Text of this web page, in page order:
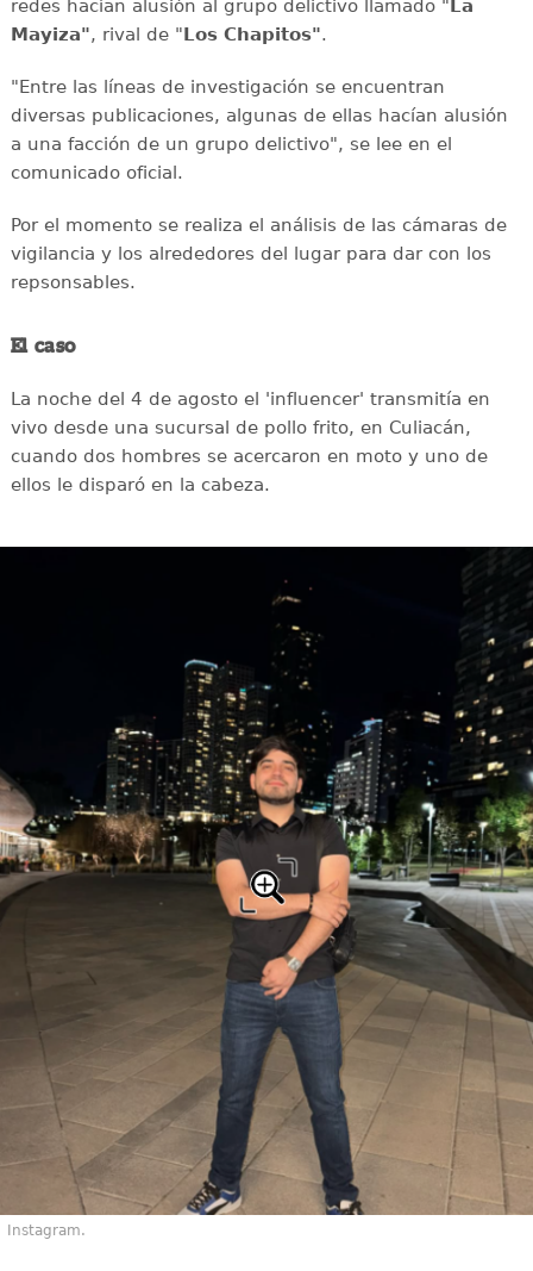
redes hacían alusión al grupo delictivo llamado "La
Mayiza", rival de "Los Chapitos".
"Entre las líneas de investigación se encuentran
diversas publicaciones, algunas de ellas hacían alusión
a una facción de un grupo delictivo", se lee en el
comunicado oficial.
Por el momento se realiza el análisis de las cámaras de
vigilancia y los alrededores del lugar para dar con los
repsonsables.
El caso
La noche del 4 de agosto el 'influencer' transmitía en
vivo desde una sucursal de pollo frito, en Culiacán,
cuando dos hombres se acercaron en moto y uno de
ellos le disparó en la cabeza.
Instagram.